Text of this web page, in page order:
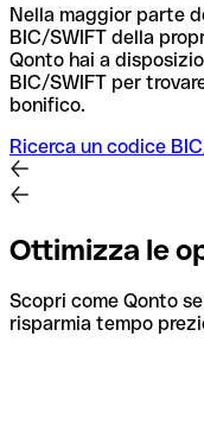
Nella maggior parte
BIC/SWIFT della
Qonto hai a
BIC/SWIFT per
bonifico.
Ricerca un codice
Ottimizza le
Scopri come Qonto
risparmia tempo